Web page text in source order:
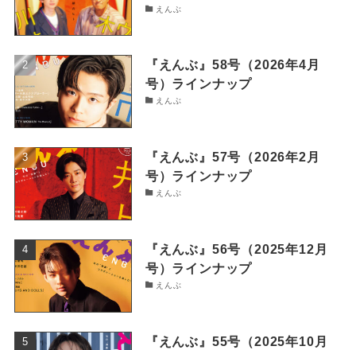
えんぶ
『えんぶ』58号（2026年4月
号）ラインナップ
えんぶ
『えんぶ』57号（2026年2月
号）ラインナップ
えんぶ
『えんぶ』56号（2025年12月
号）ラインナップ
えんぶ
『えんぶ』55号（2025年10月